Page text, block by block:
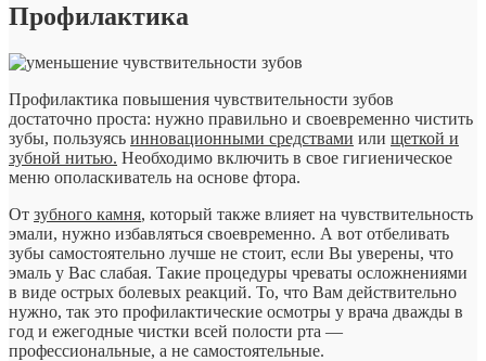
Профилактика
Профилактика повышения чувствительности зубов
достаточно проста: нужно правильно и своевременно чистить
зубы, пользуясь инновационными средствами или щеткой и
зубной нитью. Необходимо включить в свое гигиеническое
меню ополаскиватель на основе фтора.
От зубного камня, который также влияет на чувствительность
эмали, нужно избавляться своевременно. А вот отбеливать
зубы самостоятельно лучше не стоит, если Вы уверены, что
эмаль у Вас слабая. Такие процедуры чреваты осложнениями
в виде острых болевых реакций. То, что Вам действительно
нужно, так это профилактические осмотры у врача дважды в
год и ежегодные чистки всей полости рта —
профессиональные, а не самостоятельные.